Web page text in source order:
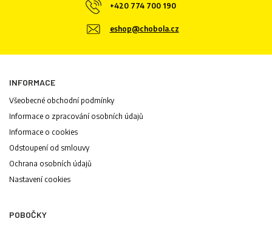
+420 774 700 190
eshop@chobola.cz
INFORMACE
Všeobecné obchodní podmínky
Informace o zpracování osobních údajů
Informace o cookies
Odstoupení od smlouvy
Ochrana osobních údajů
Nastavení cookies
POBOČKY